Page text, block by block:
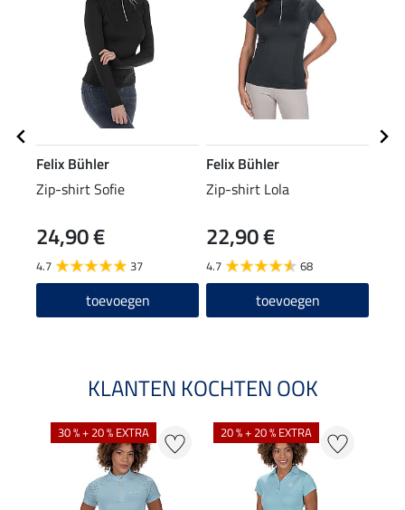
Felix Bühler
Zip-shirt Sofie
24,90 €
4.7 37
toevoegen
Felix Bühler
Zip-shirt Lola
22,90 €
4.7 68
toevoegen
KLANTEN KOCHTEN OOK
30 % + 20 % EXTRA 20 % + 20 % EXTRA